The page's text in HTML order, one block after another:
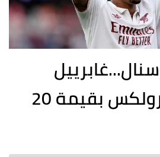
يرفض ساعة رولكس بقيمة 20